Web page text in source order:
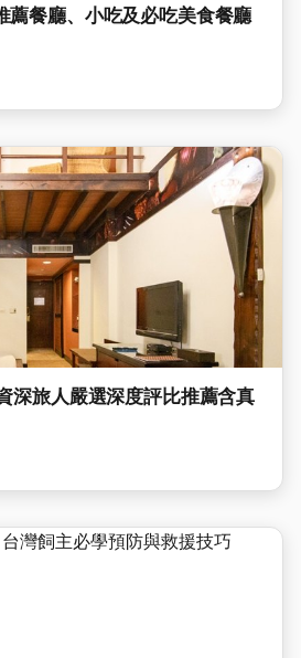
薦餐廳、小吃及必吃美食餐廳
深旅人嚴選深度評比推薦含真